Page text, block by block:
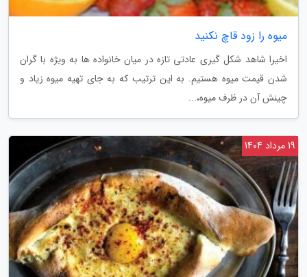
میوه را زود قاچ نکنید
اخیرا شاهد شکل گیری عادتی تازه در میان خانواده ها به ویژه با گران
شدن قیمت میوه هستیم. به این ترتیب که به جای تهیه میوه زیاد و
چینش آن در ظرف میوه،...
19 مرداد 1404